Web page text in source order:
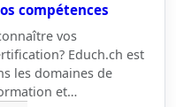
compétences
vos
Educh.ch est
les domaines de
et…